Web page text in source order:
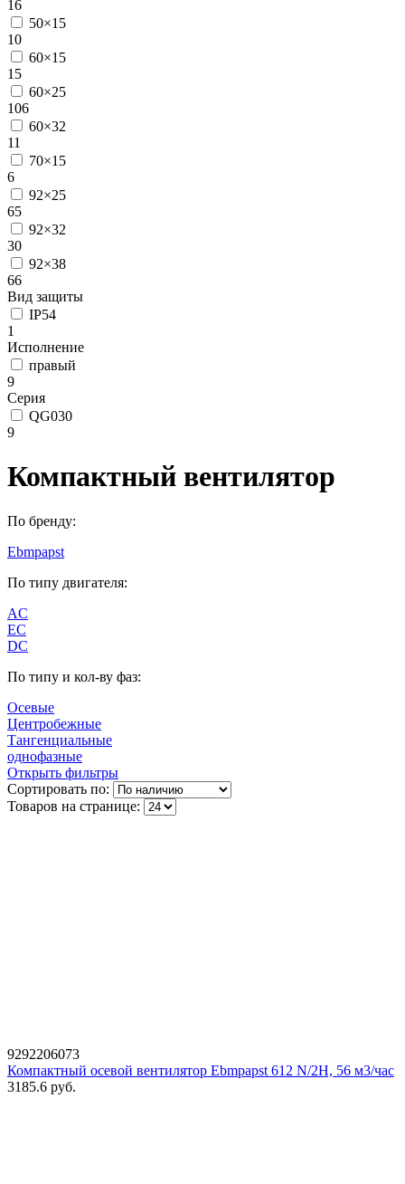
16
50×15
10
60×15
15
60×25
106
60×32
11
70×15
6
92×25
65
92×32
30
92×38
66
Вид защиты
IP54
1
Исполнение
правый
9
Серия
QG030
9
Компактный вентилятор
По бренду:
Ebmpapst
По типу двигателя:
AC
EC
DC
По типу и кол-ву фаз:
Осевые
Центробежные
Тангенциальные
однофазные
Открыть фильтры
Сортировать по:
Товаров на странице:
9292206073
Компактный осевой вентилятор Ebmpapst 612 N/2H, 56 м3/час
3185.6 руб.